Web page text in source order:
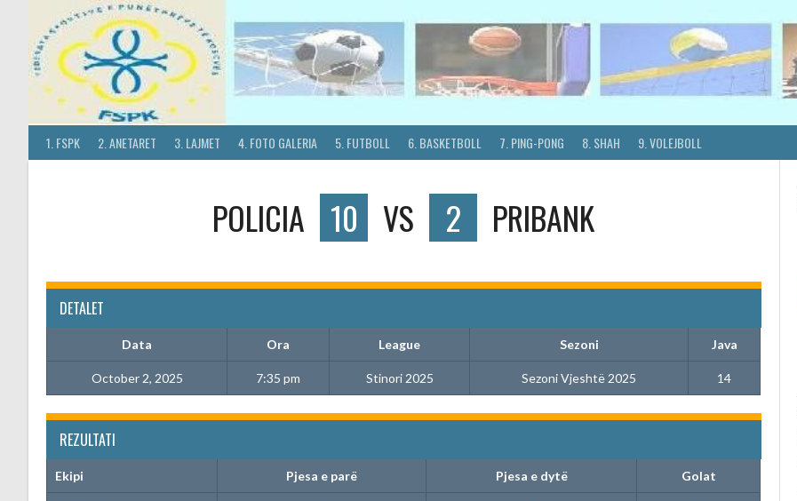
content
1. FSPK 2. ANETARET 3. LAJMET 4. FOTO GALERIA 5. FUTBOLL 6. BASKETBOLL 7. PING-PONG 8. SHAH 9. VOLEJBOLL
POLICIA 10 VS 2 PRIBANK
DETALET
Data Ora League Sezoni Java
October 2, 2025 7:35 pm Stinori 2025 Sezoni Vjeshtë 2025 14
REZULTATI
Ekipi Pjesa e parë Pjesa e dytë Golat